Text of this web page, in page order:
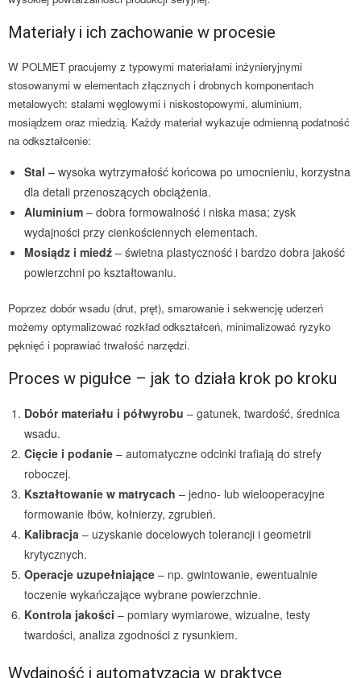
Materiały i ich zachowanie w procesie
W POLMET pracujemy z typowymi materiałami inżynieryjnymi
stosowanymi w elementach złącznych i drobnych komponentach
metalowych: stalami węglowymi i niskostopowymi, aluminium,
mosiądzem oraz miedzią. Każdy materiał wykazuje odmienną podatność
na odkształcenie:
Stal – wysoka wytrzymałość końcowa po umocnieniu, korzystna
dla detali przenoszących obciążenia.
Aluminium – dobra formowalność i niska masa; zysk
wydajności przy cienkościennych elementach.
Mosiądz i miedź – świetna plastyczność i bardzo dobra jakość
powierzchni po kształtowaniu.
Poprzez dobór wsadu (drut, pręt), smarowanie i sekwencję uderzeń
możemy optymalizować rozkład odkształceń, minimalizować ryzyko
pęknięć i poprawiać trwałość narzędzi.
Proces w pigułce – jak to działa krok po kroku
Dobór materiału i półwyrobu – gatunek, twardość, średnica
wsadu.
Cięcie i podanie – automatyczne odcinki trafiają do strefy
roboczej.
Kształtowanie w matrycach – jedno- lub wielooperacyjne
formowanie łbów, kołnierzy, zgrubień.
Kalibracja – uzyskanie docelowych tolerancji i geometrii
krytycznych.
Operacje uzupełniające – np. gwintowanie, ewentualnie
toczenie wykańczające wybrane powierzchnie.
Kontrola jakości – pomiary wymiarowe, wizualne, testy
twardości, analiza zgodności z rysunkiem.
Wydajność i automatyzacja w praktyce